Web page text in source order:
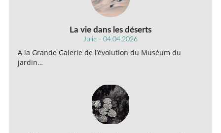
La vie dans les déserts
Julie - 04.04.2026
A la Grande Galerie de l’évolution du Muséum du
jardin…